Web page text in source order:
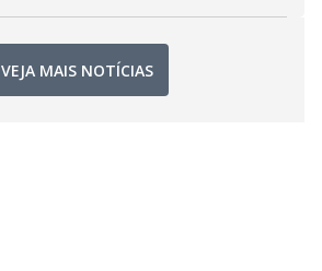
VEJA MAIS NOTÍCIAS